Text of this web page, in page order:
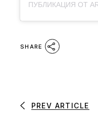
SHARE
PREV ARTICLE